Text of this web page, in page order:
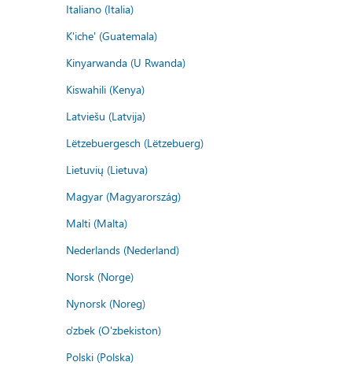
Italiano (Italia)
K'iche' (Guatemala)
Kinyarwanda (U Rwanda)
Kiswahili (Kenya)
Latviešu (Latvija)
Lëtzebuergesch (Lëtzebuerg)
Lietuvių (Lietuva)
Magyar (Magyarország)
Malti (Malta)
Nederlands (Nederland)
Norsk (Norge)
Nynorsk (Noreg)
o'zbek (O'zbekiston)
Polski (Polska)